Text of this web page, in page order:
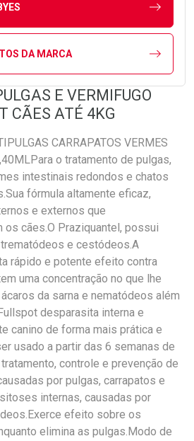
DA MARCA
E VERMIFUGO
CÃES ATÉ 4KG
CARRAPATOS VERMES
o tratamento de pulgas,
intestinais redondos e chatos
fórmula altamente eficaz,
e externos que
cães.O Praziquantel, possui
e cestódeos.A
rápido e potente efeito contra
uma concentração no que lhe
da sarna e nematódeos além
desparasita interna e
canino de forma mais prática e
usado a partir das 6 semanas de
controle e prevenção de
por pulgas, carrapatos e
internas, causadas por
efeito sobre os
elimina as pulgas.Modo de